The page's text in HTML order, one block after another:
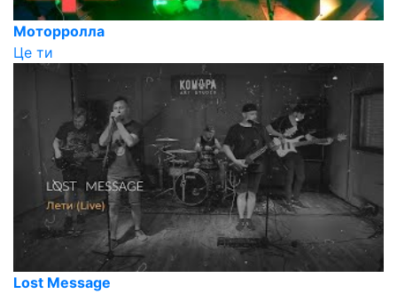
Моторролла
Це ти
Lost Message